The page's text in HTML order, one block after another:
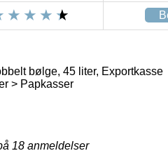
bølge, 45 liter, Exportkasse
> Papkasser
18 anmeldelser